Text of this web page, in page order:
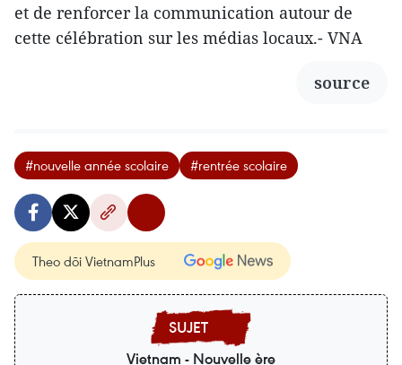
et de renforcer la communication autour de
cette célébration sur les médias locaux.- VNA
source
#nouvelle année scolaire #rentrée scolaire
Theo dõi VietnamPlus
Vietnam - Nouvelle ère